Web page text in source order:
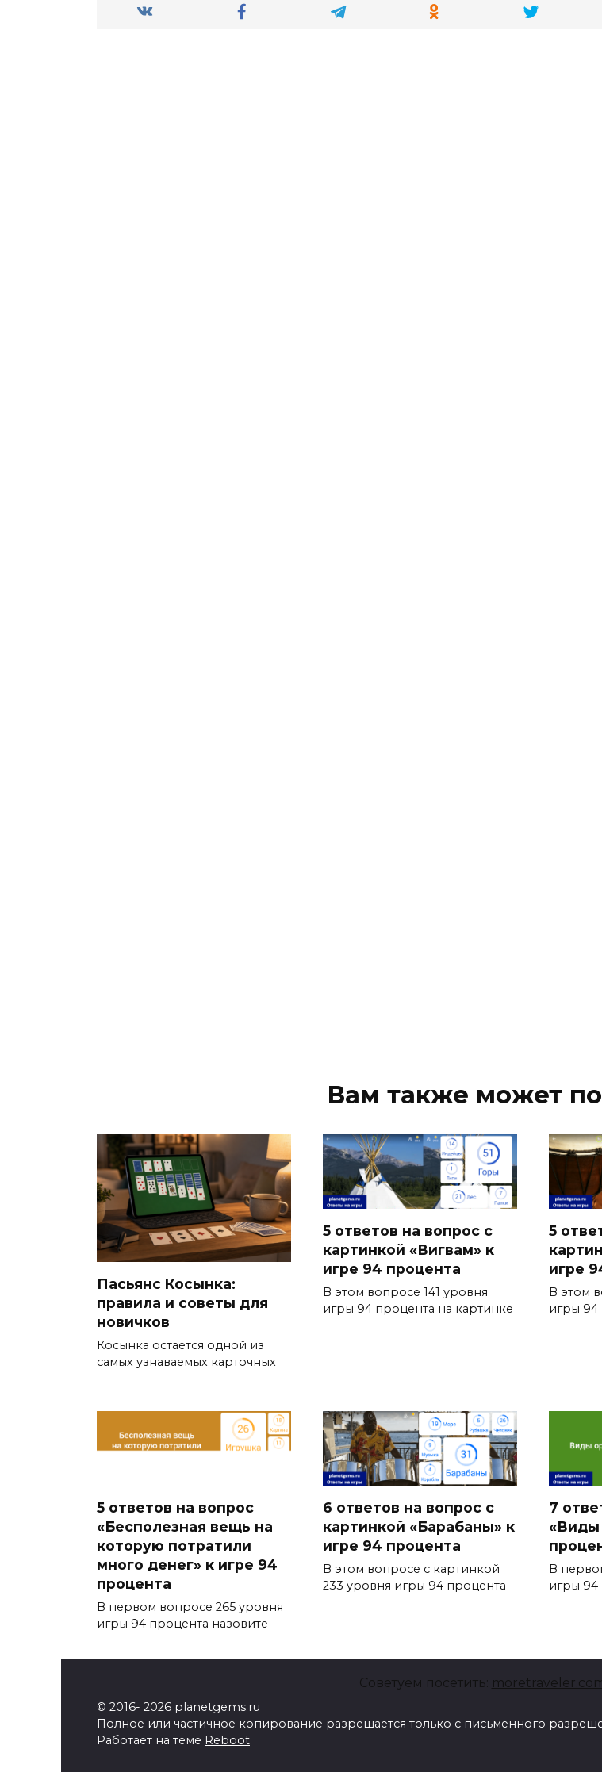
Вам также может
Пасьянс Косынка:
правила и советы для
новичков
Косынка остается одной из
самых узнаваемых карточных
5 ответов на вопрос с
картинкой «Вигвам» к
игре 94 процента
В этом вопросе 141 уровня
игры 94 процента на картинке
5
игре
В этом
игры 94
5 ответов на вопрос
«Бесполезная вещь на
которую потратили
много денег» к игре 94
процента
В первом вопросе 265 уровня
игры 94 процента назовите
6 ответов на вопрос с
картинкой «Барабаны» к
игре 94 процента
В этом вопросе с картинкой
233 уровня игры 94 процента
7
«Виды
В
игры 94
© 2016- 2026 planetgems.ru
Полное или частичное копирование разрешается только с письменного
Работает на теме Reboot
Советуем посетить: